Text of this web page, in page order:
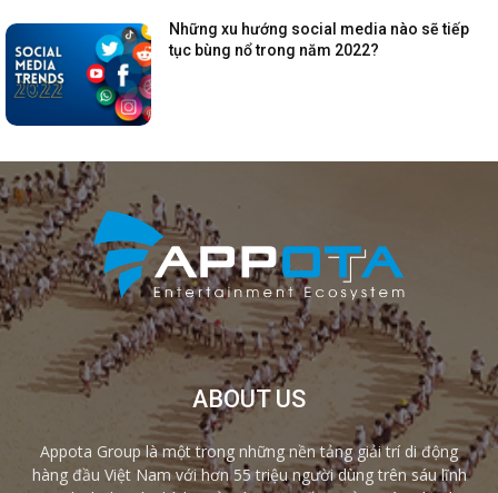
Những xu hướng social media nào sẽ tiếp
tục bùng nổ trong năm 2022?
ABOUT US
Appota Group là một trong những nền tảng giải trí di động
hàng đầu Việt Nam với hơn 55 triệu người dùng trên sáu lĩnh